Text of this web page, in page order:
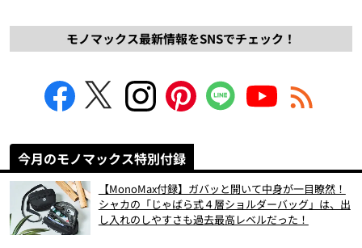
モノマックス最新情報をSNSでチェック！
今月のモノマックス特別付録
【MonoMax付録】ガバッと開いて中身が一目瞭然！
シャカの「じゃばら式４層ショルダーバッグ」は、出
し入れのしやすさも過去最高レベルだった！